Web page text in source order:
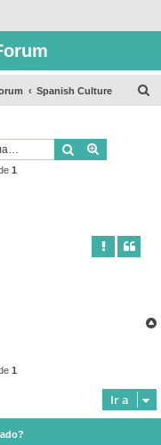
Spanish Culture
Buscar
1
1
Ir a